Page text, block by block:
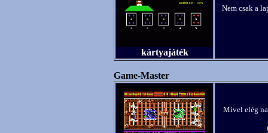
kártyajáték
Nem csak a
Game-Master
Mivel elég